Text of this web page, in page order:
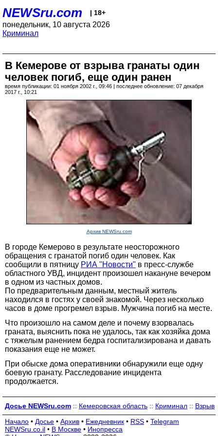
NEWSru.com | 18+
понедельник, 10 августа 2026
Криминал
В Кемерове от взрыва гранаты один
человек погиб, еще один ранен
время публикации: 01 ноября 2002 г., 09:46 | последнее обновление: 07 декабря
2017 г., 10:21
Архив NEWSru.com
В городе Кемерово в результате неосторожного
обращения с гранатой погиб один человек. Как
сообщили в пятницу РИА "Новости" в пресс-службе
областного УВД, инцидент произошел накануне вечером
в одном из частных домов.
По предварительным данным, местный житель
находился в гостях у своей знакомой. Через несколько
часов в доме прогремел взрыв. Мужчина погиб на месте.
Что произошло на самом деле и почему взорвалась
граната, выяснить пока не удалось, так как хозяйка дома
с тяжелым ранением бедра госпитализирована и давать
показания еще не может.
При обыске дома оперативники обнаружили еще одну
боевую гранату. Расследование инцидента
продолжается.
Досье NEWSru.com :: Кемеровская область :: Криминал :: Взрыв
Начало • Досье • Архив • Ежедневник • RSS • Telegram
NEWSru.co.il • В Москве • Инопресса